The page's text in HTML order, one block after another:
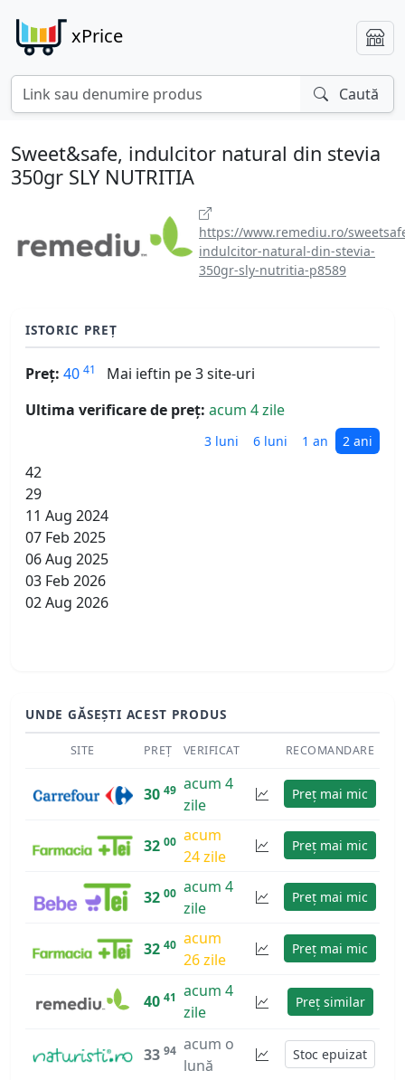
xPrice
Caută
Sweet&safe, indulcitor natural din stevia
350gr SLY NUTRITIA
https://www.remediu.ro/
indulcitor-natural-din-stevia-
350gr-sly-nutritia-p8589
ISTORIC PREȚ
Preț: 40 41
Mai ieftin pe 3 site-uri
Ultima verificare de preț: acum 4 zile
3 luni 6 luni 1 an 2 ani
42
29
11 Aug 2024
07 Feb 2025
06 Aug 2025
03 Feb 2026
02 Aug 2026
UNDE GĂSEȘTI ACEST PRODUS
SITE PREȚ VERIFICAT RECOMANDARE
30 49 acum 4
zile
Preț mai mic
32 00 acum
24 zile
Preț mai mic
32 00 acum 4
zile
Preț mai mic
32 40 acum
26 zile
Preț mai mic
40 41 acum 4
zile
Preț similar
33 94 acum o
lună
Stoc epuizat